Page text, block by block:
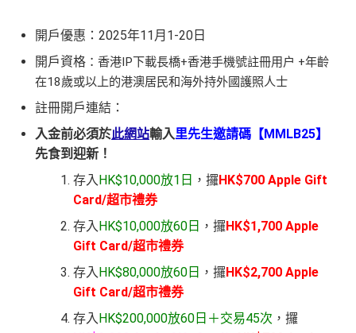
開戶優惠：2025年11月1-20日
開戶資格 ：香港IP下載長橋+香港手機號註冊用户 +年齡
在18歲或以上的港澳居民和海外持外國護照人士
註冊開戶連結：
入金前必須於此網站輸入里先生邀請碼【MMLB25】
先食到迎新！
存入 HK$10,000放1日 ，攞HK$700 Apple Gift
Card/超市禮券
存入 HK$10,000放60日 ，攞HK$1,700 Apple
Gift Card/超市禮券
存入 HK$80,000放60日 ，攞HK$2,700 Apple
Gift Card/超市禮券
存入 HK$200,000放60日＋交易45次 ，攞